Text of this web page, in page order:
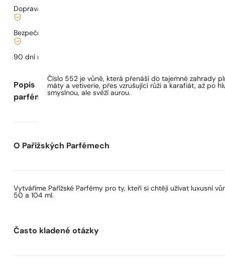
Doprava od
Bezpečné nakupování a platby
90 dní na
Popis
parfému
Číslo 552 je vůně, která přenáší do tajemné zahrady
máty a vetiverie, přes vzrušující růži a karafiát, až po
smyslnou, ale svěží aurou.
O Pařížských Parfémech
Vytváříme Pařížské Parfémy pro ty, kteří si chtějí užívat luxusní
50 a 104 ml.
Často kladené otázky